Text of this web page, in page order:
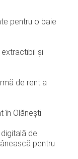
pentru o baie
și
de rent a
în Olănești
de
pentru